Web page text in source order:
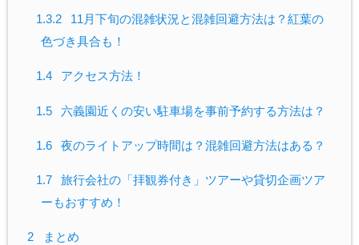
1.3.2
11月下旬の混雑状況と混雑回避方法は？紅葉の
色づき具合も！
1.4 アクセス方法！
1.5 六義園近くの安い駐車場を事前予約する方法は？
1.6 夜のライトアップ時間は？混雑回避方法はある？
1.7
旅行会社の「拝観券付き」ツアーや貸切企画ツア
ーもおすすめ！
2 まとめ